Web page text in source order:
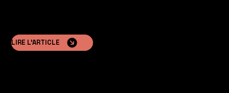
LIRE L'ARTICLE